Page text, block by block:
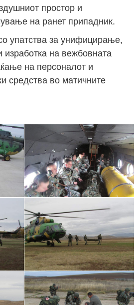
простор и
на ранет припадник.
упатства за унифицирање,
изработка на вежбовната
на персоналот и
средства во матичните